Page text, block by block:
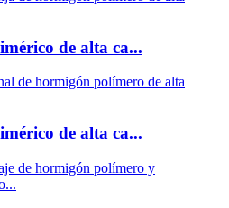
de alta ca...
de alta ca...